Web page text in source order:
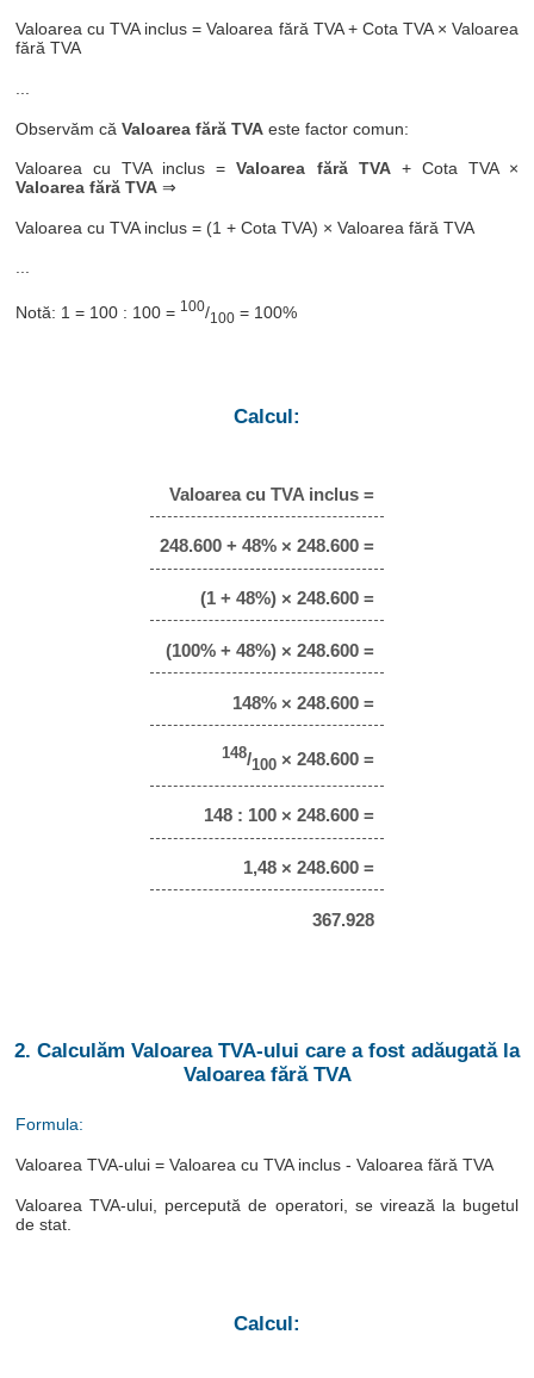
Valoarea cu TVA inclus = Valoarea fără TVA + Cota TVA × Valoarea
fără TVA
Observăm căValoarea fără TVA este factor comun:
Valoarea cu TVA inclus =Valoarea fără TVA+ Cota TVA ×
Valoarea fără TVA ⇒
Valoarea cu TVA inclus = (1 + Cota TVA) × Valoarea fără TVA
Notă: 1 = 100 : 100 = 100/100 = 100%
Calcul:
Valoarea cu TVA inclus =
248.600 + 48% × 248.600 =
(1 + 48%) × 248.600 =
(100% + 48%) × 248.600 =
148% × 248.600 =
148/100 × 248.600 =
148 : 100 × 248.600 =
1,48 × 248.600 =
367.928
2. Calculăm Valoarea TVA-ului care a fost adăugată la
Valoarea fără TVA
Formula:
Valoarea TVA-ului = Valoarea cu TVA inclus - Valoarea fără TVA
Valoarea TVA-ului, percepută de operatori, se virează la bugetul
de stat.
Calcul: